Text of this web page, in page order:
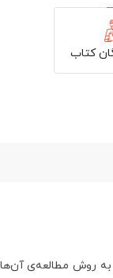
کتاب
مطالعه‌ی آن‌ها